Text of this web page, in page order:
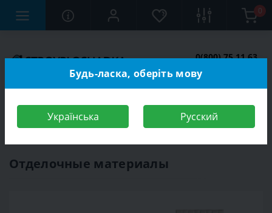
0
0(800) 75 11 63
Отделочные материалы
Будь-ласка, оберіть мову
Українська Русский